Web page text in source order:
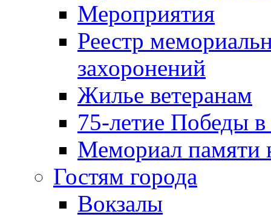
Мероприятия
Реестр
захоронений
Жилье ветеранам
75-летие Победы
Мемориал памяти
Гостям города
Вокзалы